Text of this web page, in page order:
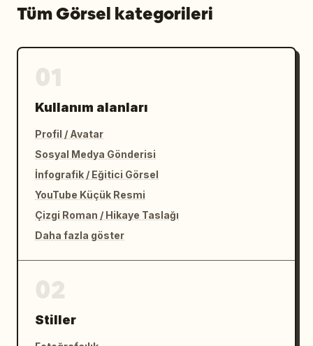
Tüm Görsel kategorileri
Kullanım alanları
Profil / Avatar
Sosyal Medya Gönderisi
İnfografik / Eğitici Görsel
YouTube Küçük Resmi
Çizgi Roman / Hikaye Taslağı
Daha fazla göster
Stiller